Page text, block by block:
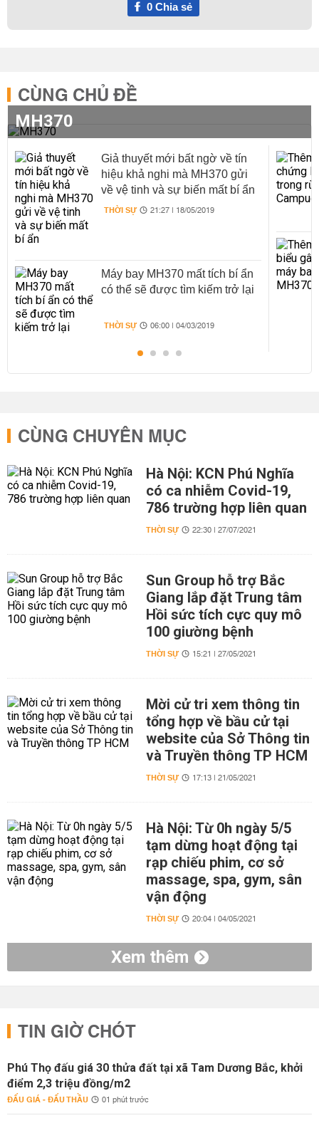
0Chia sẻ
CÙNG CHỦ ĐỀ
MH370
Giả thuyết mới bất ngờ về tín
hiệu khả nghi mà MH370 gửi
về vệ tinh và sự biến mất bí ẩn
THỜI SỰ 21:27 | 18/05/2019
Máy bay MH370 mất tích bí ẩn
có thể sẽ được tìm kiếm trở lại
THỜI SỰ 06:00 | 04/03/2019
CÙNG CHUYÊN MỤC
Hà Nội: KCN Phú Nghĩa
có ca nhiễm Covid-19,
786 trường hợp liên quan
THỜI SỰ 22:30 | 27/07/2021
Sun Group hỗ trợ Bắc
Giang lắp đặt Trung tâm
Hồi sức tích cực quy mô
100 giường bệnh
THỜI SỰ 15:21 | 27/05/2021
Mời cử tri xem thông tin
tổng hợp về bầu cử tại
website của Sở Thông tin
và Truyền thông TP HCM
THỜI SỰ 17:13 | 21/05/2021
Hà Nội: Từ 0h ngày 5/5
tạm dừng hoạt động tại
rạp chiếu phim, cơ sở
massage, spa, gym, sân
vận động
THỜI SỰ 20:04 | 04/05/2021
Xem thêm
TIN GIỜ CHÓT
Phú Thọ đấu giá 30 thửa đất tại xã Tam Dương Bắc, khởi
điểm 2,3 triệu đồng/m2
ĐẤU GIÁ - ĐẤU THẦU 01 phút trước